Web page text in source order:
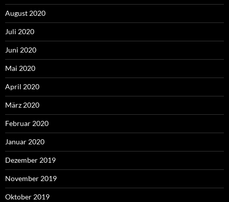
August 2020
Juli 2020
Juni 2020
Mai 2020
April 2020
März 2020
Februar 2020
Januar 2020
Dezember 2019
November 2019
Oktober 2019